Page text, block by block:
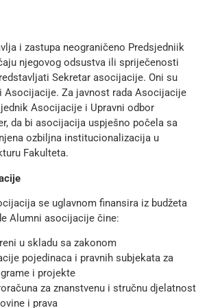
i zastupa neograničeno Predsjedniik
njegovog odsustva ili spriječenosti
Sekretar asocijacije. Oni su
Asocijacije. Za javnost rada Asocijacije
Asocijacije i Upravni odbor
da bi asocijacija uspješno počela sa
ozbiljna institucionalizacija u
Fakulteta.
se uglavnom finansira iz budžeta
Alumni asocijacije čine:
u skladu sa zakonom
pojedinaca i pravnih subjekata za
i projekte
za znanstvenu i stručnu djelatnost
i prava